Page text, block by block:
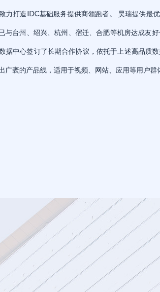
力打造IDC基础服务提供商领跑者。 昊瑞提供最
与台州、绍兴、杭州、宿迁、合肥等机房达成友
据中心签订了长期合作协议，依托于上述高品质
广袤的产品线，适用于视频、网站、应用等用户群